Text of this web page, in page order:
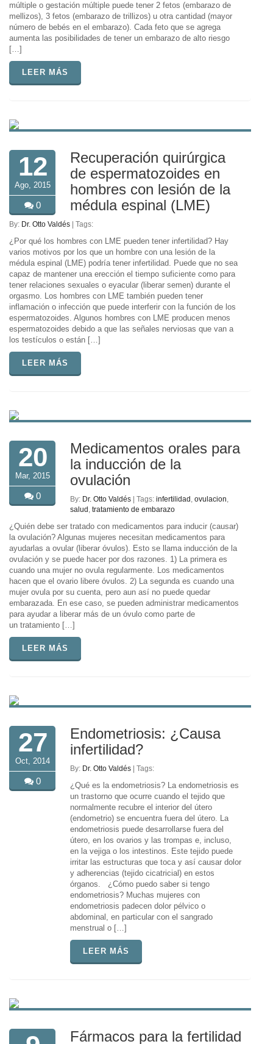
múltiple o gestación múltiple puede tener 2 fetos (embarazo de
mellizos), 3 fetos (embarazo de trillizos) u otra cantidad (mayor
número de bebés en el embarazo). Cada feto que se agrega
aumenta las posibilidades de tener un embarazo de alto riesgo
[…]
LEER MÁS
12
Ago, 2015
0
Recuperación quirúrgica
de espermatozoides en
hombres con lesión de la
médula espinal (LME)
By: Dr. Otto Valdés | Tags:
¿Por qué los hombres con LME pueden tener infertilidad? Hay
varios motivos por los que un hombre con una lesión de la
médula espinal (LME) podría tener infertilidad. Puede que no sea
capaz de mantener una erección el tiempo suficiente como para
tener relaciones sexuales o eyacular (liberar semen) durante el
orgasmo. Los hombres con LME también pueden tener
inflamación o infección que puede interferir con la función de los
espermatozoides. Algunos hombres con LME producen menos
espermatozoides debido a que las señales nerviosas que van a
los testículos o están […]
LEER MÁS
20
Mar, 2015
0
Medicamentos orales para
la inducción de la
ovulación
By: Dr. Otto Valdés | Tags: infertilidad , ovulacion,
salud , tratamiento de embarazo
¿Quién debe ser tratado con medicamentos para inducir (causar)
la ovulación? Algunas mujeres necesitan medicamentos para
ayudarlas a ovular (liberar óvulos). Esto se llama inducción de la
ovulación y se puede hacer por dos razones. 1) La primera es
cuando una mujer no ovula regularmente. Los medicamentos
hacen que el ovario libere óvulos. 2) La segunda es cuando una
mujer ovula por su cuenta, pero aun así no puede quedar
embarazada. En ese caso, se pueden administrar medicamentos
para ayudar a liberar más de un óvulo como parte de
un tratamiento […]
LEER MÁS
27
Oct, 2014
0
Endometriosis: ¿Causa
infertilidad?
By: Dr. Otto Valdés | Tags:
¿Qué es la endometriosis? La endometriosis es
un trastorno que ocurre cuando el tejido que
normalmente recubre el interior del útero
(endometrio) se encuentra fuera del útero. La
endometriosis puede desarrollarse fuera del
útero, en los ovarios y las trompas e, incluso,
en la vejiga o los intestinos. Este tejido puede
irritar las estructuras que toca y así causar dolor
y adherencias (tejido cicatricial) en estos
órganos. ¿Cómo puedo saber si tengo
endometriosis? Muchas mujeres con
endometriosis padecen dolor pélvico o
abdominal, en particular con el sangrado
menstrual o […]
LEER MÁS
Fármacos para la fertilidad